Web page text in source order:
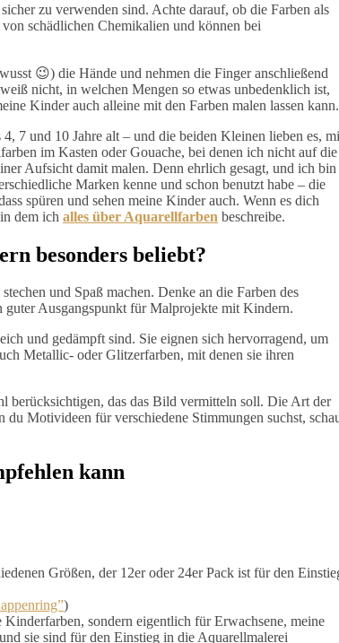
zu verwenden sind. Achte darauf, ob die Farben als
schädlichen Chemikalien und können bei
😉) die Hände und nehmen die Finger anschließend
nicht, in welchen Mengen so etwas unbedenklich ist,
Kinder auch alleine mit den Farben malen lassen kann.
7 und 10 Jahre alt – und die beiden Kleinen lieben es,
im Kasten oder Gouache, bei denen ich nicht auf die
Aufsicht damit malen. Denn ehrlich gesagt, und ich bin
Marken kenne und schon benutzt habe – die
spüren und sehen meine Kinder auch. Wenn es dich
dem ich alles über Aquarellfarben beschreibe.
besonders beliebt?
und Spaß machen. Denke an die Farben des
guter Ausgangspunkt für Malprojekte mit Kindern.
und gedämpft sind. Sie eignen sich hervorragend, um
Metallic- oder Glitzerfarben, mit denen sie ihren
berücksichtigen, das das Bild vermitteln soll. Die Art der
Motivideen für verschiedene Stimmungen suchst,
kann
Größen, der 12er oder 24er Pack ist für den
)
sondern eigentlich für Erwachsene, meine
sie sind für den Einstieg in die Aquarellmalerei